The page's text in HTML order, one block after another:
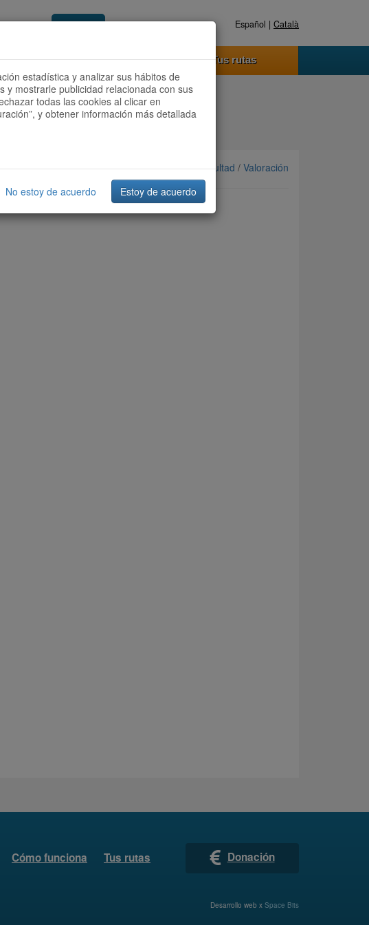
Acceder Registrate ahora Español | Català
Cómo funciona Tus rutas
Ordenar por: Más recientes /Dificultad / Valoración
Cómo funciona Tus rutas Donación
Desarrollo web x Space Bits
estadística y analizar sus hábitos de
y mostrarle publicidad relacionada con sus
todas las cookies al clicar en
y obtener información más detallada
No estoy de acuerdo Estoy de acuerdo